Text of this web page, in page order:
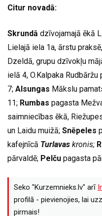
Citur novadā:
Skrundā dzīvojamajā ēkā
Lielajā iela 1a, ārstu
Dzeldā, grupu dzīvokļu
ielā 4, O.Kalpaka
7; Alsungas Mākslu
11; Rumbas pagasta
saimniecības ēkā,
un Laidu muižā; Snēpeles
kafejnīcā Turlavas kronis;
pārvaldē; Pelču pagasta
Seko "Kurzemnieks.lv" arī
profilā - pievienojies, lai
pirmais!